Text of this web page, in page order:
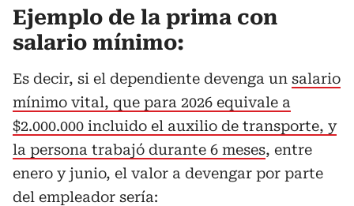
Ejemplo de la prima con
salario mínimo:
Es decir, si el dependiente devenga un salario
mínimo vital, que para 2026 equivale a
$2.000.000 incluido el auxilio de transporte, y
la persona trabajó durante 6 meses, entre
enero y junio, el valor a devengar por parte
del empleador sería: